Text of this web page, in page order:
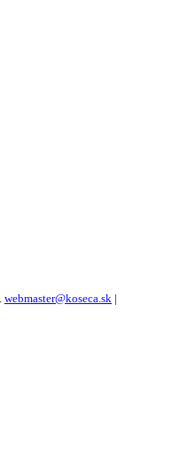
webmaster@koseca.sk |